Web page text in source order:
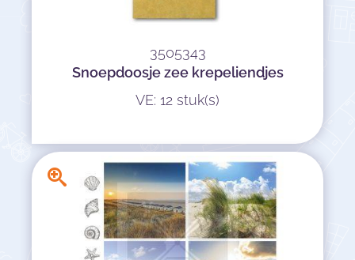
3505343
Snoepdoosje zee krepeliendjes
VE: 12 stuk(s)